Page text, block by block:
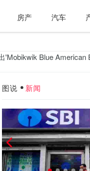
房产 汽车
Blue American
图说 新闻